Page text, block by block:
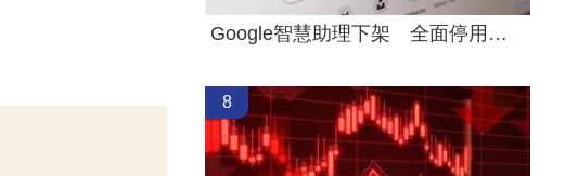
Google智慧助理下架 全面停用第三方信箱
8